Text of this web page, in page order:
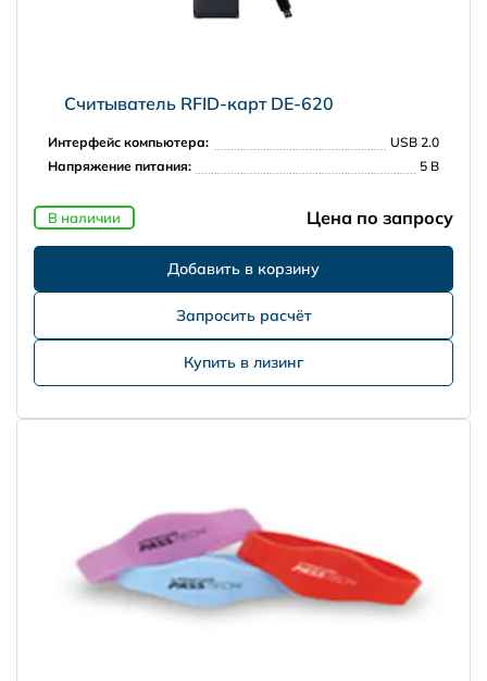
Считыватель RFID-карт DE-620
Интерфейс компьютера:
USB 2.0
Напряжение питания:
5 В
В наличии Цена по запросу
Запросить расчёт
Купить в лизинг